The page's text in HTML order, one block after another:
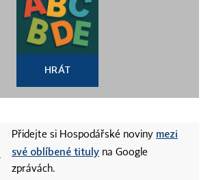
HRÁT
Přidejte si Hospodářské noviny mezi
své oblíbené tituly na Google
zprávách.